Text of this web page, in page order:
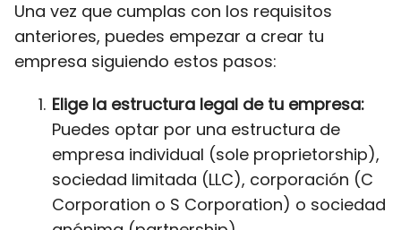
Una vez que cumplas con los requisitos
anteriores, puedes empezar a crear tu
empresa siguiendo estos pasos:
Elige la estructura legal de tu empresa:
Puedes optar por una estructura de
empresa individual (sole proprietorship),
sociedad limitada (LLC), corporación (C
Corporation o S Corporation) o sociedad